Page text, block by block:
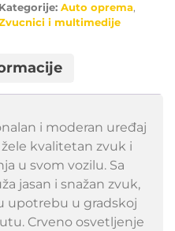
Kategorije: Auto oprema,
i multimedije
i moderan uređaj
kvalitetan zvuk i
u svom vozilu. Sa
jasan i snažan zvuk,
upotrebu u gradskoj
Crveno osvetljenje